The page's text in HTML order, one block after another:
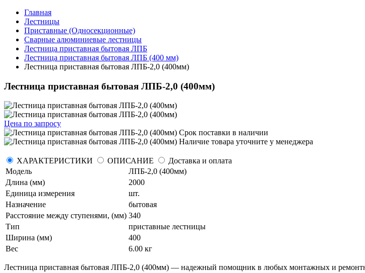
Главная
Лестницы
Приставные (Односекционные)
Сварные алюминиевые лестницы
Лестница приставная бытовая ЛПБ
Лестница приставная бытовая ЛПБ (400 мм)
Лестница приставная бытовая ЛПБ-2,0 (400мм)
Лестница приставная бытовая ЛПБ-2,0 (400мм)
Цена по запросу
Срок поставки в наличии
Наличие товара уточните у менеджера
ХАРАКТЕРИСТИКИ ОПИСАНИЕ
Доставка и оплата
Модель
ЛПБ-2,0 (400мм)
Длина (мм)
2000
Единица измерения
шт.
Назначение
бытовая
Расстояние между ступенями, (мм) 340
Тип
приставные лестницы
Ширина (мм)
400
Вес
6.00 кг
Лестница приставная бытовая ЛПБ-2,0 (400мм) — надежный помощник в любых монтажных и